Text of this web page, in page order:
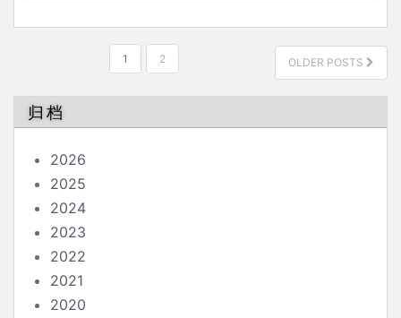
分
页
1 2 OLDER POSTS
归档
2026
2025
2024
2023
2022
2021
2020